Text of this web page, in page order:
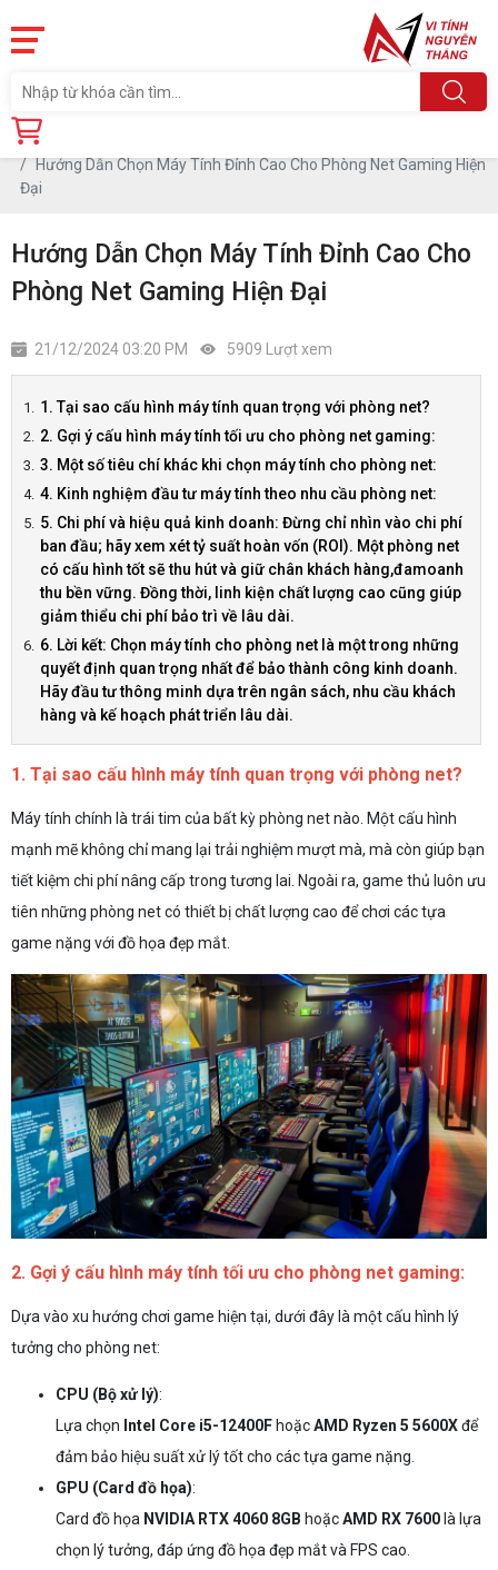
Trang chủ
Hướng Dẫn Chọn Máy Tính Đỉnh Cao Cho Phòng Net Gaming Hiện
Đại
Hướng Dẫn Chọn Máy Tính Đỉnh Cao Cho
Phòng Net Gaming Hiện Đại
21/12/2024 03:20 PM 5909 Lượt xem
1. Tại sao cấu hình máy tính quan trọng với phòng net?
2. Gợi ý cấu hình máy tính tối ưu cho phòng net gaming:
3. Một số tiêu chí khác khi chọn máy tính cho phòng net:
4. Kinh nghiệm đầu tư máy tính theo nhu cầu phòng net:
5. Chi phí và hiệu quả kinh doanh: Đừng chỉ nhìn vào chi phí
ban đầu; hãy xem xét tỷ suất hoàn vốn (ROI). Một phòng net
có cấu hình tốt sẽ thu hút và giữ chân khách hàng,đamoanh
thu bền vững. Đồng thời, linh kiện chất lượng cao cũng giúp
giảm thiểu chi phí bảo trì về lâu dài.
6. Lời kết: Chọn máy tính cho phòng net là một trong những
quyết định quan trọng nhất để bảo thành công kinh doanh.
Hãy đầu tư thông minh dựa trên ngân sách, nhu cầu khách
hàng và kế hoạch phát triển lâu dài.
1. Tại sao cấu hình máy tính quan trọng với phòng net?
Máy tính chính là trái tim của bất kỳ phòng net nào. Một cấu hình
mạnh mẽ không chỉ mang lại trải nghiệm mượt mà, mà còn giúp bạn
tiết kiệm chi phí nâng cấp trong tương lai. Ngoài ra, game thủ luôn ưu
tiên những phòng net có thiết bị chất lượng cao để chơi các tựa
game nặng với đồ họa đẹp mắt.
2. Gợi ý cấu hình máy tính tối ưu cho phòng net gaming:
Dựa vào xu hướng chơi game hiện tại, dưới đây là một cấu hình lý
tưởng cho phòng net:
CPU (Bộ xử lý):
Lựa chọn Intel Core i5-12400FhoặcAMD Ryzen 5 5600Xđể
đảm bảo hiệu suất xử lý tốt cho các tựa game nặng.
GPU (Card đồ họa):
Card đồ họa NVIDIA RTX 4060 8GB hoặcAMD RX 7600là lựa
chọn lý tưởng, đáp ứng đồ họa đẹp mắt và FPS cao.